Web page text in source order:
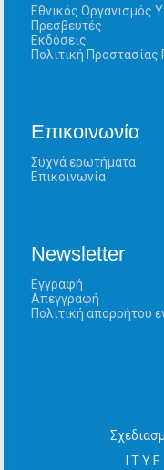
Εθνικός Οργανισμός
Πρεσβευτές
Εκδόσεις
Πολιτική
Επικοινωνία
Συχνά ερωτήματα
Επικοινωνία
Newsletter
Εγγραφή
Απεγγραφή
Πολιτική απορρήτου